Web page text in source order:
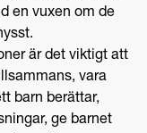
en vuxen om de
är det viktigt att
vara
barn berättar,
ge barnet